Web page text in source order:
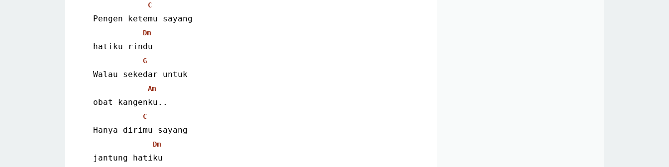
C
Pengen ketemu sayang
Dm
hatiku rindu
G
Walau sekedar untuk
Am
obat kangenku..
C
Hanya dirimu sayang
Dm
jantung hatiku